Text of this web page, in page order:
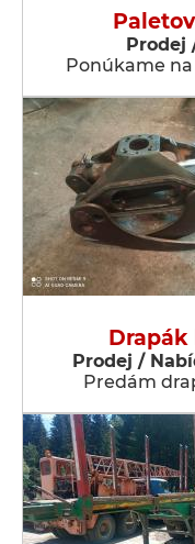
Prodej
Ponúkame
Prodej /
Predám